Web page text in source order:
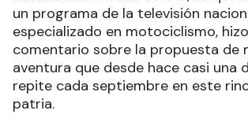
un programa de la televisión
especializado en motociclismo,
comentario sobre la propuesta de
aventura que desde hace casi una
repite cada septiembre en este
patria.